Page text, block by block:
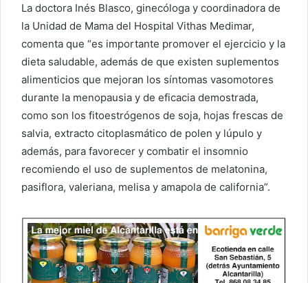
La doctora Inés Blasco, ginecóloga y coordinadora de
la Unidad de Mama del Hospital Vithas Medimar,
comenta que “es importante promover el ejercicio y la
dieta saludable, además de que existen suplementos
alimenticios que mejoran los síntomas vasomotores
durante la menopausia y de eficacia demostrada,
como son los fitoestrógenos de soja, hojas frescas de
salvia, extracto citoplasmático de polen y lúpulo y
además, para favorecer y combatir el insomnio
recomiendo el uso de suplementos de melatonina,
pasiflora, valeriana, melisa y amapola de california”.